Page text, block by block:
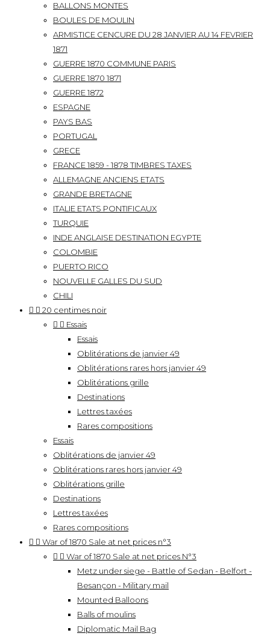
BALLONS MONTES
BOULES DE MOULIN
ARMISTICE CENCURE DU 28 JANVIER AU 14 FEVRIER
1871
GUERRE 1870 COMMUNE PARIS
GUERRE 1870 1871
GUERRE 1872
ESPAGNE
PAYS BAS
PORTUGAL
GRECE
FRANCE 1859 - 1878 TIMBRES TAXES
ALLEMAGNE ANCIENS ETATS
GRANDE BRETAGNE
ITALIE ETATS PONTIFICAUX
TURQUIE
INDE ANGLAISE DESTINATION EGYPTE
COLOMBIE
PUERTO RICO
NOUVELLE GALLES DU SUD
CHILI
  20 centimes noir
  Essais
Essais
Oblitérations de janvier 49
Oblitérations rares hors janvier 49
Oblitérations grille
Destinations
Lettres taxées
Rares compositions
Essais
Oblitérations de janvier 49
Oblitérations rares hors janvier 49
Oblitérations grille
Destinations
Lettres taxées
Rares compositions
  War of 1870 Sale at net prices n°3
  War of 1870 Sale at net prices N°3
Metz under siege - Battle of Sedan - Belfort -
Besançon - Military mail
Mounted Balloons
Balls of moulins
Diplomatic Mail Bag